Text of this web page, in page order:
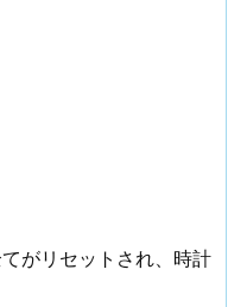
がリセットされ、時計